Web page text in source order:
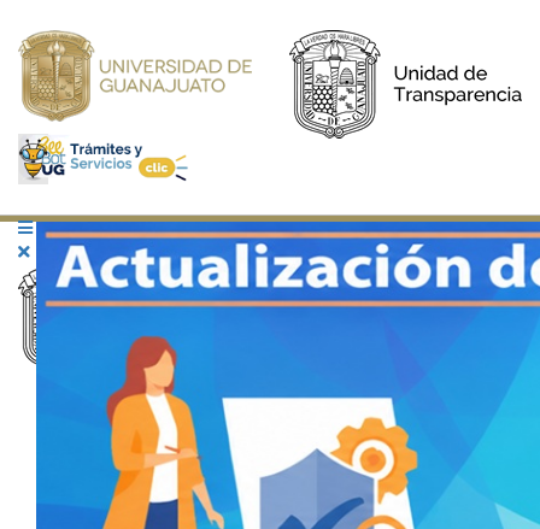
REGLAMENTOS
NORMATIVIDAD
CAPACITACIÓN
OBLIGACIONES